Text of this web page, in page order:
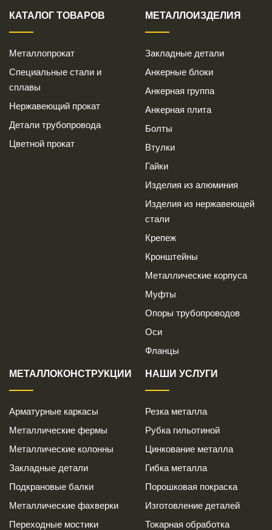
КАТАЛОГ ТОВАРОВ
Металлопрокат
Специальные стали и
сплавы
Нержавеющий прокат
Детали трубопровода
Цветной прокат
МЕТАЛЛОИЗДЕЛИЯ
Закладные детали
Анкерные блоки
Анкерная группа
Анкерная плита
Болты
Втулки
Гайки
Изделия из алюминия
Изделия из нержавеющей
стали
Крепеж
Кронштейны
Металлические корпуса
Муфты
Опоры трубопроводов
Оси
Фланцы
МЕТАЛЛОКОНСТРУКЦИИ
Арматурные каркасы
Металлические фермы
Металлические колонны
Закладные детали
Подкрановые балки
Металлические фахверки
Переходные мостики
НАШИ УСЛУГИ
Резка металла
Рубка гильотиной
Цинкование металла
Гибка металла
Порошковая покраска
Изготовление деталей
Токарная обработка